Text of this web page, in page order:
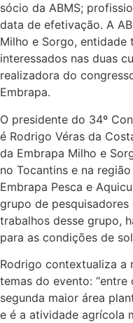
sócio da ABMS;
data de efetivação. A
Milho e Sorgo,
interessados nas duas
realizadora do
Embrapa.
O presidente do 34º
é Rodrigo Véras da
da Embrapa Milho e
no Tocantins e na
Embrapa Pesca e
grupo de
trabalhos desse grupo,
para as condições de
Rodrigo contextualiza a
temas do evento:
segunda maior área
e é a atividade agrícola